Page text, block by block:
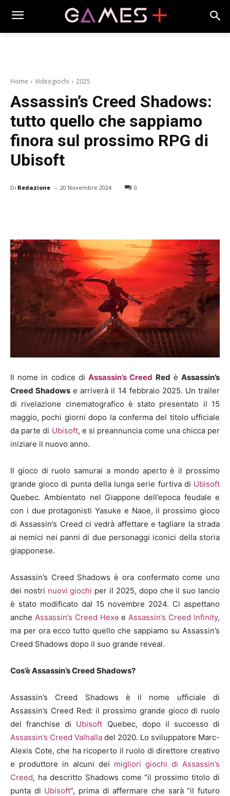
Home Videogiochi 2025
Assassin’s Creed Shadows:
tutto quello che sappiamo
finora sul prossimo RPG di
Ubisoft
Di Redazione - 20 Novembre 2024 0
Il nome in codice diAssassin’s Creed Red èAssassin’s
Creed Shadows e arriverà il 14 febbraio 2025. Un trailer
di rivelazione cinematografico è stato presentato il 15
maggio, pochi giorni dopo la conferma del titolo ufficiale
da parte di Ubisoft, e si preannuncia come una chicca per
iniziare il nuovo anno.
Il gioco di ruolo samurai a mondo aperto è il prossimo
grande gioco di punta della lunga serie furtiva di Ubisoft
Quebec. Ambientato nel Giappone dell’epoca feudale e
con i due protagonisti Yasuke e Naoe, il prossimo gioco
di Assassin’s Creed ci vedrà affettare e tagliare la strada
ai nemici nei panni di due personaggi iconici della storia
giapponese.
Assassin’s Creed Shadows è ora confermato come uno
dei nostri nuovi giochi per il 2025, dopo che il suo lancio
è stato modificato dal 15 novembre 2024. Ci aspettano
anche Assassin’s Creed Hexe eAssassin’s Creed Infinity,
ma per ora ecco tutto quello che sappiamo su Assassin’s
Creed Shadows dopo il suo grande reveal.
Cos’è Assassin’s Creed Shadows?
Assassin’s Creed Shadows è il nome ufficiale di
Assassin’s Creed Red: il prossimo grande gioco di ruolo
del franchise di Ubisoft Quebec, dopo il successo di
Assassin’s Creed Valhalla del 2020. Lo sviluppatore Marc-
Alexis Cote, che ha ricoperto il ruolo di direttore creativo
e produttore in alcuni dei migliori giochi di Assassin’s
Creed, ha descritto Shadows come “il prossimo titolo di
punta di Ubisoft”, prima di affermare che sarà “il futuro